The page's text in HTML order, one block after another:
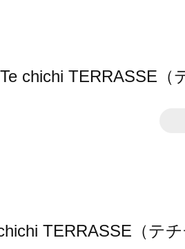
Te chichi TERRASSE
TERRASSE（テ